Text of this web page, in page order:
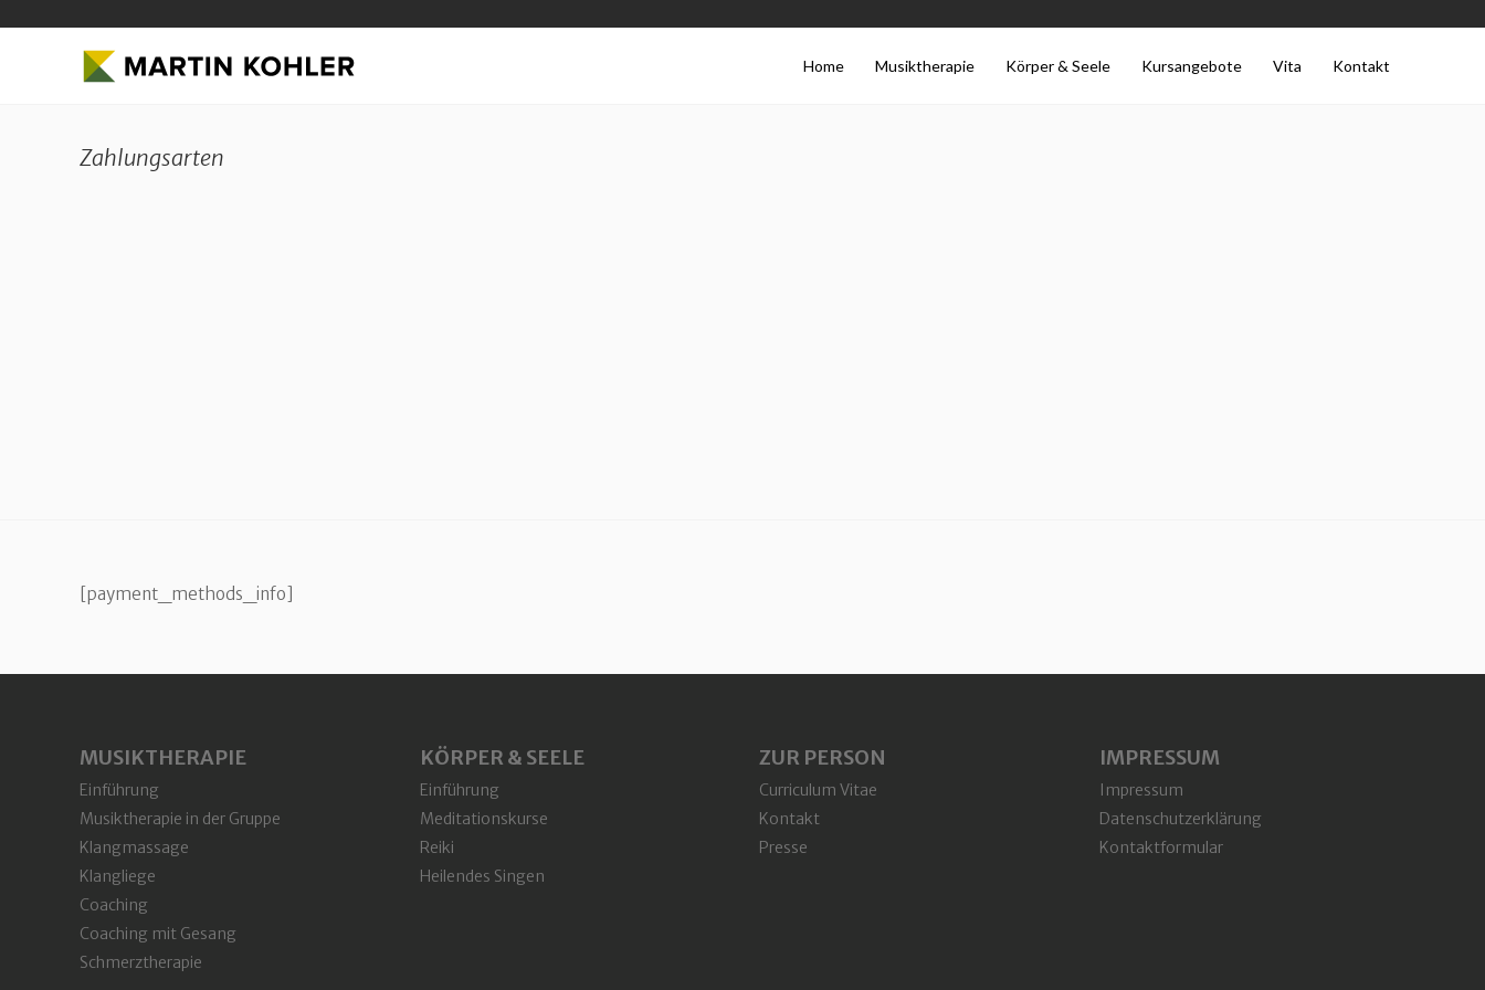
Home Musiktherapie Körper & Seele Kursangebote Vita Kontakt
Zahlungsarten
[payment_methods_info]
MUSIKTHERAPIE
Einführung
Musiktherapie in der Gruppe
Klangmassage
Klangliege
Coaching
Coaching mit Gesang
Schmerztherapie
KÖRPER & SEELE
Einführung
Meditationskurse
Reiki
Heilendes Singen
ZUR PERSON
Curriculum Vitae
Kontakt
Presse
IMPRESSUM
Impressum
Datenschutzerklärung
Kontaktformular